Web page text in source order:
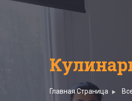
Главная Страница